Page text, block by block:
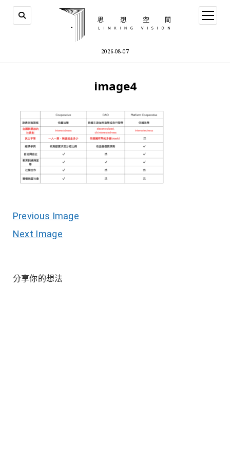
2026-08-07
open
menu
image4
Previous Image
Next Image
分享你的想法